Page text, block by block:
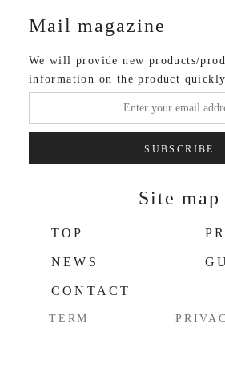
Mail magazine
We will provide new products/
information on the product quickly.
SUBSCRIBE
Site map
TOP
NEWS
CONTACT
TERM